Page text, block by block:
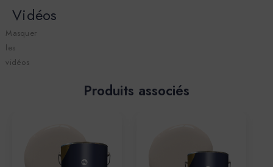
Vidéos
Masquer
les
vidéos
Produits associés